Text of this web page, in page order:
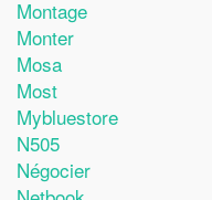
Montage
Monter
Mosa
Most
Mybluestore
N505
Négocier